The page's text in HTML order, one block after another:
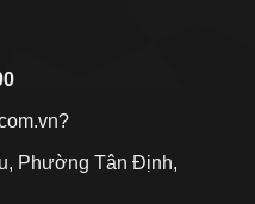
Phường Tân Định,